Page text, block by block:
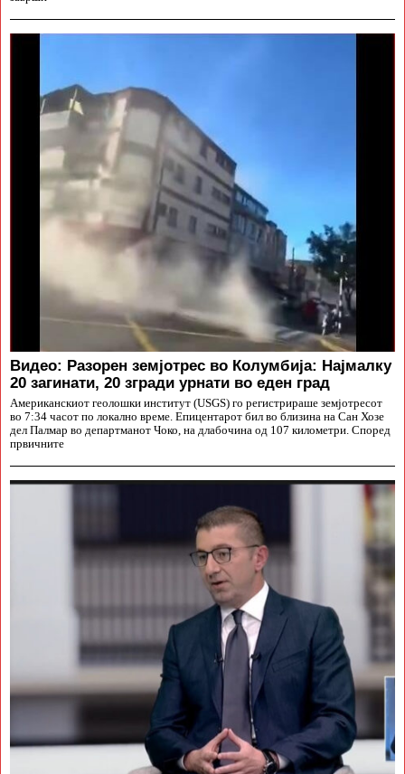
Видео: Разорен земјотрес во Колумбија: Најмалку
20 загинати, 20 згради урнати во еден град
Американскиот геолошки институт (USGS) го регистрираше земјотресот
во 7:34 часот по локално време. Епицентарот бил во близина на Сан Хозе
дел Палмар во департманот Чоко, на длабочина од 107 километри. Според
првичните